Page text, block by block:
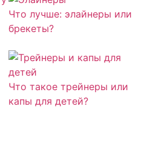
Что лучше: элайнеры или
брекеты?
Что такое трейнеры или
капы для детей?